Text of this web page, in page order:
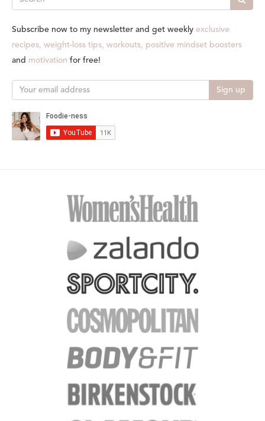
Subscribe now to my newsletter and get weekly exclusive
recipes, weight-loss tips, workouts, positive mindset boosters
and motivation for free!